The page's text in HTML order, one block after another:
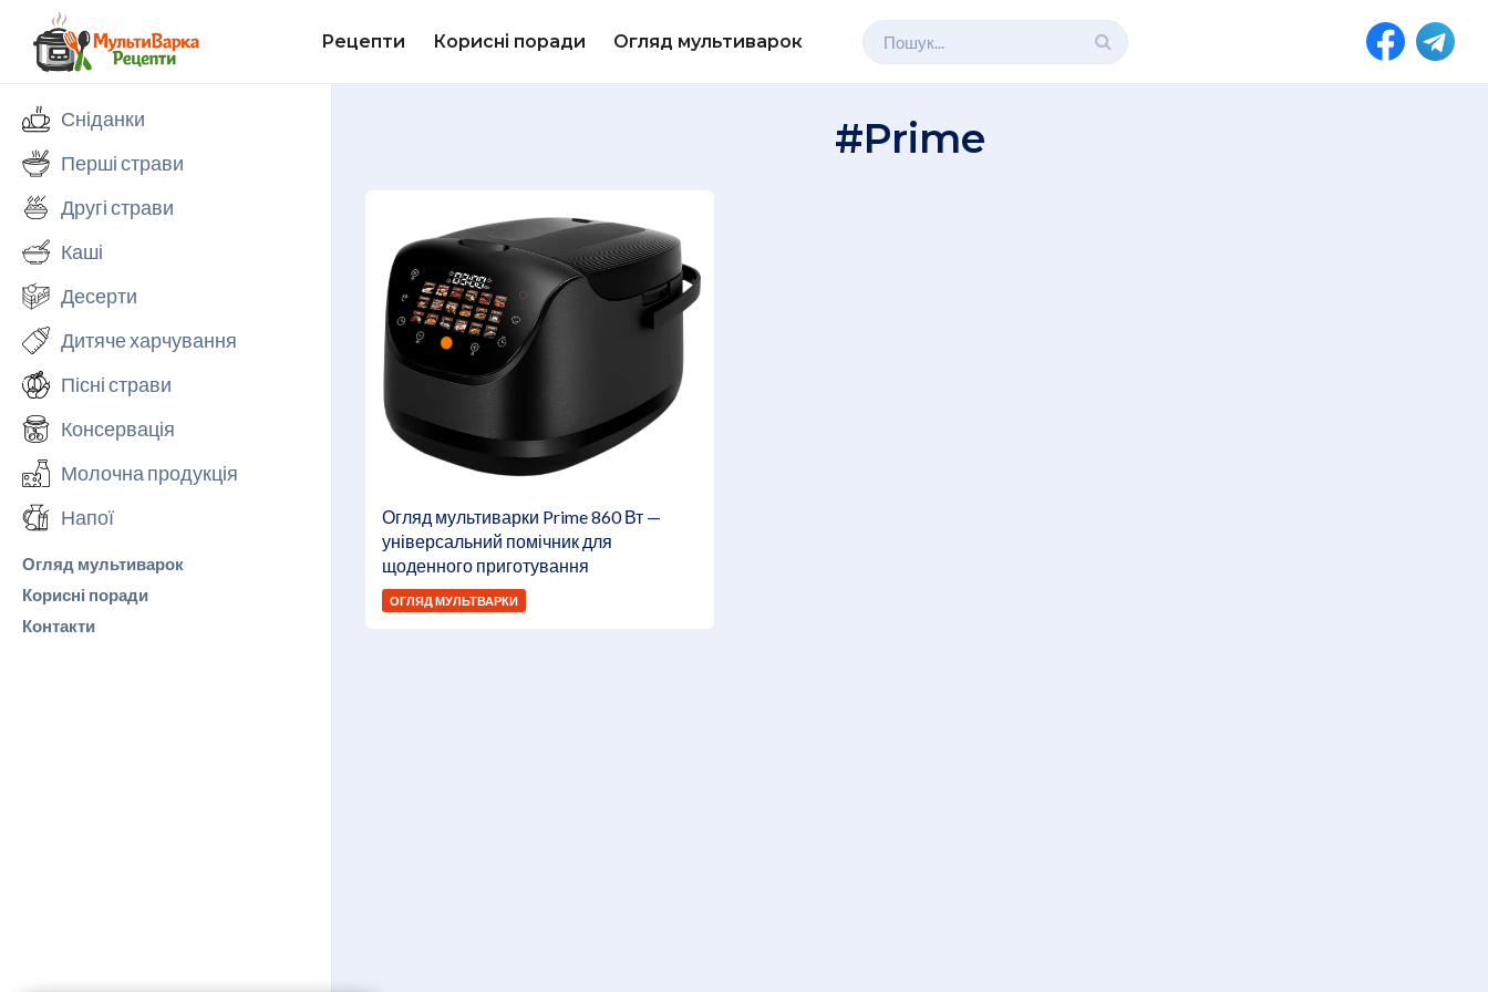
Рецепти Корисні поради Огляд мультиварок
Сніданки
Перші страви
Другі страви
Каші
Десерти
Дитяче харчування
Пісні страви
Консервація
Молочна продукція
Напої
Огляд мультиварок
Корисні поради
Контакти
#Prime
Огляд мультиварки Prime 860 Вт —
універсальний помічник для
щоденного приготування
ОГЛЯД МУЛЬТВАРКИ